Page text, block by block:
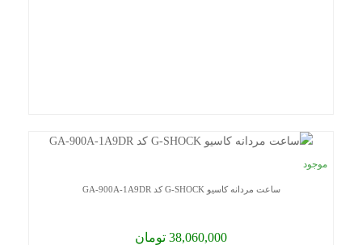
موجود
ساعت مردانه کاسیو G-SHOCK کد GA-900A-1A9DR
38,060,000 تومان